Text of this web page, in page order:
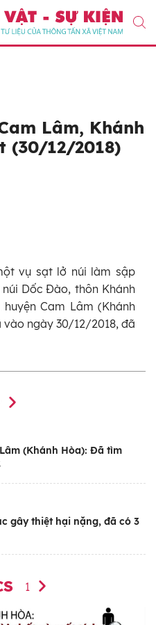
Lâm, Khánh
(30/12/2018)
vụ sạt lở núi làm sập
Dốc Đào, thôn Khánh
Cam Lâm (Khánh
vào ngày 30/12/2018, đã
(Khánh Hòa): Đã tìm
gây thiệt hại nặng, đã có 3
1